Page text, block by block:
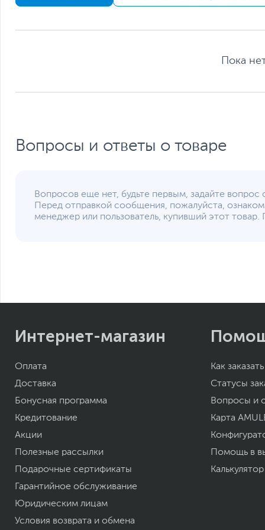
В комплект входит дополнительный набор
Вес мыши, г
Пока
Вопросы и ответы о товаре
Вопросов еще нет, будьте первым, задайте
Перед отправкой сообщения, пожалуйста,
менеджер или пользователь, купивший этот
Интернет-магазин
Оплата
Доставка
Бонусная программа
Кредитование
Акции
Полезные рассылки
Подарочные сертификаты
Гарантийное обслуживание
Юридическим лицам
Условия возврата и обмена
Как заказать
Статусы
Вопросы и
Карта
Помощь в